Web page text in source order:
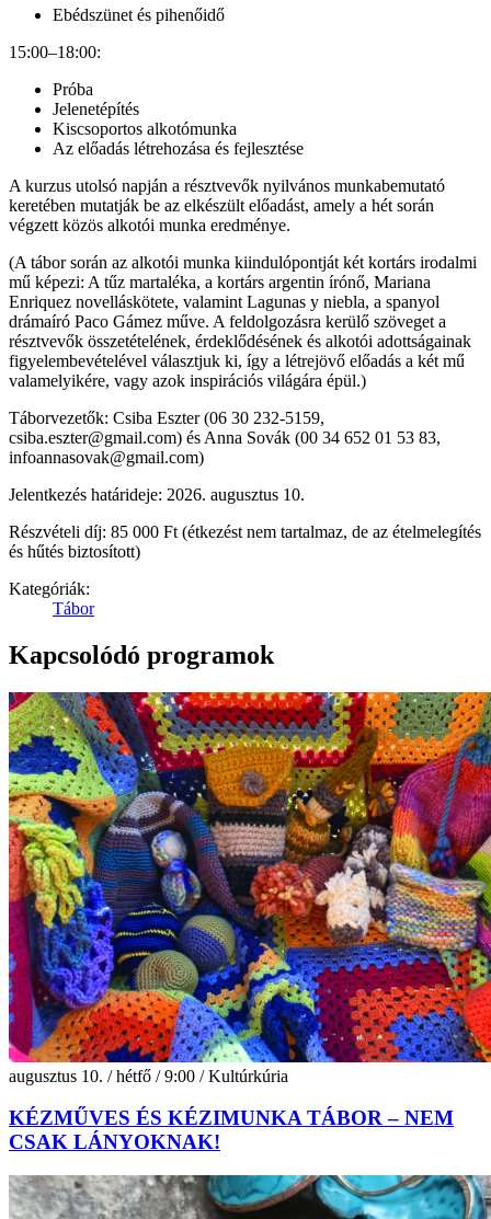
Ebédszünet és pihenőidő
15:00–18:00:
Próba
Jelenetépítés
Kiscsoportos alkotómunka
Az előadás létrehozása és fejlesztése
A kurzus utolsó napján a résztvevők nyilvános munkabemutató
keretében mutatják be az elkészült előadást, amely a hét során
végzett közös alkotói munka eredménye.
(A tábor során az alkotói munka kiindulópontját két kortárs irodalmi
mű képezi: A tűz martaléka, a kortárs argentin írónő, Mariana
Enriquez novelláskötete, valamint Lagunas y niebla, a spanyol
drámaíró Paco Gámez műve. A feldolgozásra kerülő szöveget a
résztvevők összetételének, érdeklődésének és alkotói adottságainak
figyelembevételével választjuk ki, így a létrejövő előadás a két mű
valamelyikére, vagy azok inspirációs világára épül.)
Táborvezetők: Csiba Eszter (06 30 232-5159,
csiba.eszter@gmail.com) és Anna Sovák (00 34 652 01 53 83,
infoannasovak@gmail.com)
Jelentkezés határideje: 2026. augusztus 10.
Részvételi díj: 85 000 Ft (étkezést nem tartalmaz, de az ételmelegítés
és hűtés biztosított)
Kategóriák:
Tábor
Kapcsolódó programok
augusztus 10. / hétfő / 9:00 / Kultúrkúria
KÉZMŰVES ÉS KÉZIMUNKA TÁBOR – NEM
CSAK LÁNYOKNAK!